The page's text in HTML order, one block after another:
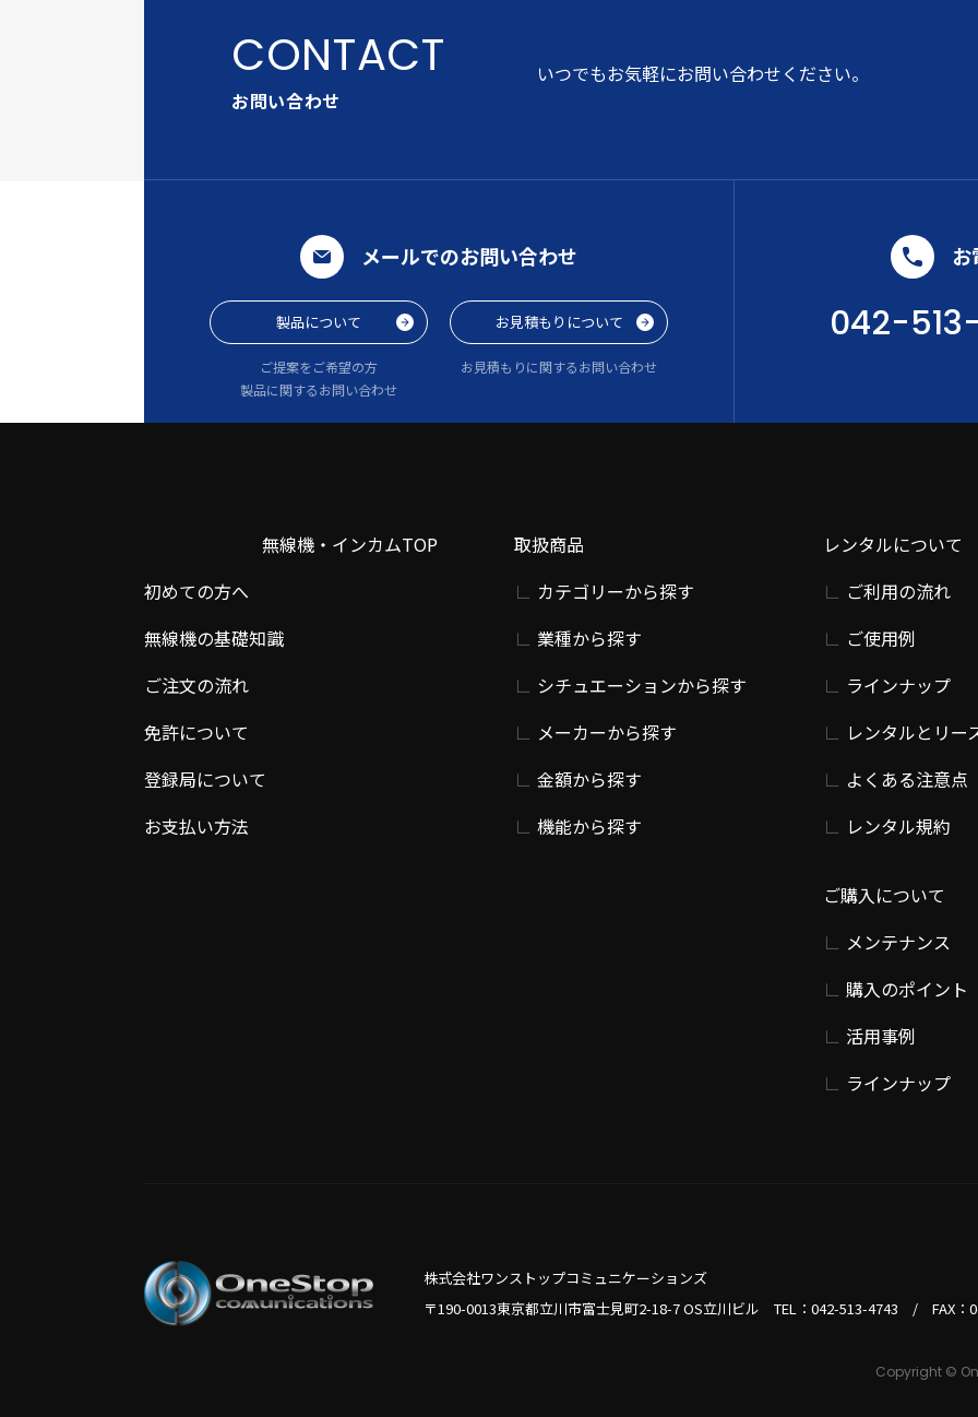
お問い合わせ
いつでもお気軽にお問い合わせください。
メールでのお問い合わせ
製品について
ご提案をご希望の方
製品に関するお問い合わせ
お見積もりについて
お見積もりに関するお問い合わせ
お
042-
無線機・インカムTOP
初めての方へ
無線機の基礎知識
ご注文の流れ
免許について
登録局について
お支払い方法
取扱商品
カテゴリーから探す
業種から探す
シチュエーションから探す
メーカーから探す
金額から探す
機能から探す
レンタルについて
ご利用の流れ
ご使用例
ラインナップ
レンタルとリー
よくある注意点
レンタル規約
ご購入について
メンテナンス
購入のポイント
活用事例
ラインナップ
株式会社ワンストップコミュニケーションズ
〒190-0013東京都立川市富士見町2-18-7 OS立川ビル TEL： 042-513-4743 / FAX：
Copyright ©